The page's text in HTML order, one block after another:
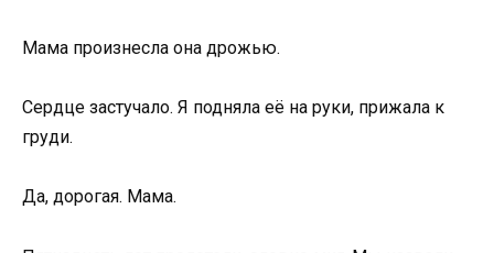
Мама произнесла она дрожью.
Сердце застучало. Я подняла её на руки, прижала к
груди.
Да, дорогая. Мама.